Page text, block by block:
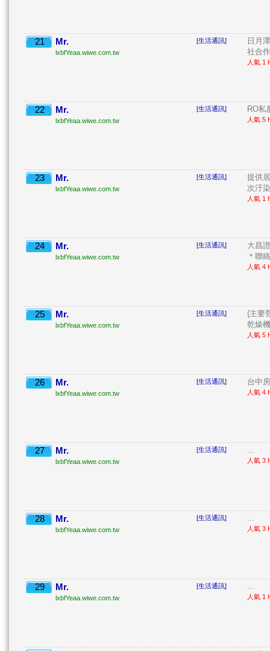
21 Mr.
lxbfYeaa.wiwe.com.tw
[生活通訊]
日月
社合
人氣 1
22 Mr.
lxbfYeaa.wiwe.com.tw
[生活通訊] RO私
人氣 5
23 Mr.
lxbfYeaa.wiwe.com.tw
[生活通訊]
提供
次汙
人氣 1
24 Mr.
lxbfYeaa.wiwe.com.tw
[生活通訊]
大昌
＊聯
人氣 4
25 Mr.
lxbfYeaa.wiwe.com.tw
[生活通訊]
{主要
乾燥
人氣 5
26 Mr.
lxbfYeaa.wiwe.com.tw
[生活通訊] 台中
人氣 4
27 Mr.
lxbfYeaa.wiwe.com.tw
[生活通訊] ...
人氣 3
28 Mr.
lxbfYeaa.wiwe.com.tw
[生活通訊] ...
人氣 3
29 Mr.
lxbfYeaa.wiwe.com.tw
[生活通訊] ...
人氣 1